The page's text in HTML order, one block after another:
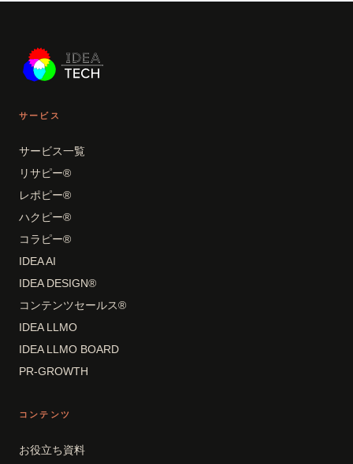
サービス
サービス一覧
リサピー®
レポピー®
ハクピー®
コラピー®
IDEA AI
IDEA DESIGN®
コンテンツセールス®
IDEA LLMO
IDEA LLMO BOARD
PR-GROWTH
コンテンツ
お役立ち資料